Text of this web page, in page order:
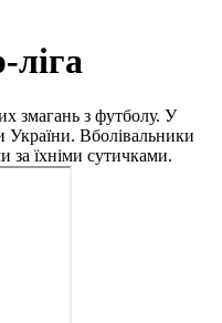
змагань з футболу. У
України. Вболівальники
за їхніми сутичками.